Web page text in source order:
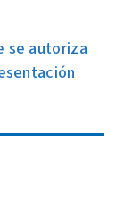
se autoriza